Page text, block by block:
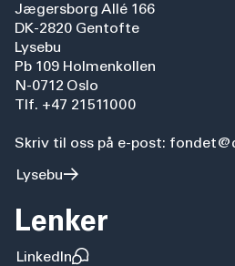
Jægersborg Allé 166
DK-2820 Gentofte
Lysebu
Pb 109 Holmenkollen
N-0712 Oslo
Tlf. +47 21511000
Skriv til oss på e-post:
Lysebu
Lenker
LinkedIn